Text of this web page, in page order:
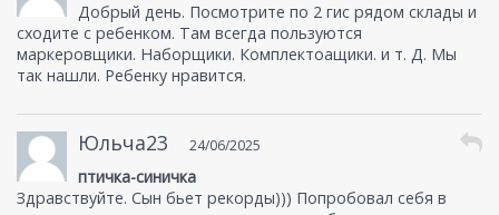
Добрый день. Посмотрите по 2 гис рядом склады и
сходите с ребенком. Там всегда пользуются
маркеровщики. Наборщики. Комплектоащики. и т. Д. Мы
так нашли. Ребенку нравится.
Юльча23 24/06/2025
птичка-синичка
Здравствуйте. Сын бьет рекорды))) Попробовал себя в